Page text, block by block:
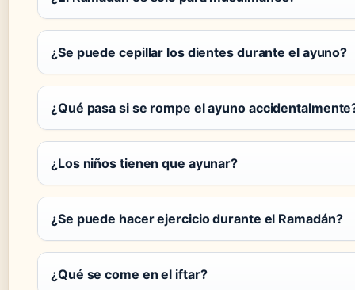
¿Se puede cepillar los dientes durante el ayuno?
¿Qué pasa si se rompe el ayuno
¿Los niños tienen que ayunar?
¿Se puede hacer ejercicio durante el Ramadán?
¿Qué se come en el iftar?